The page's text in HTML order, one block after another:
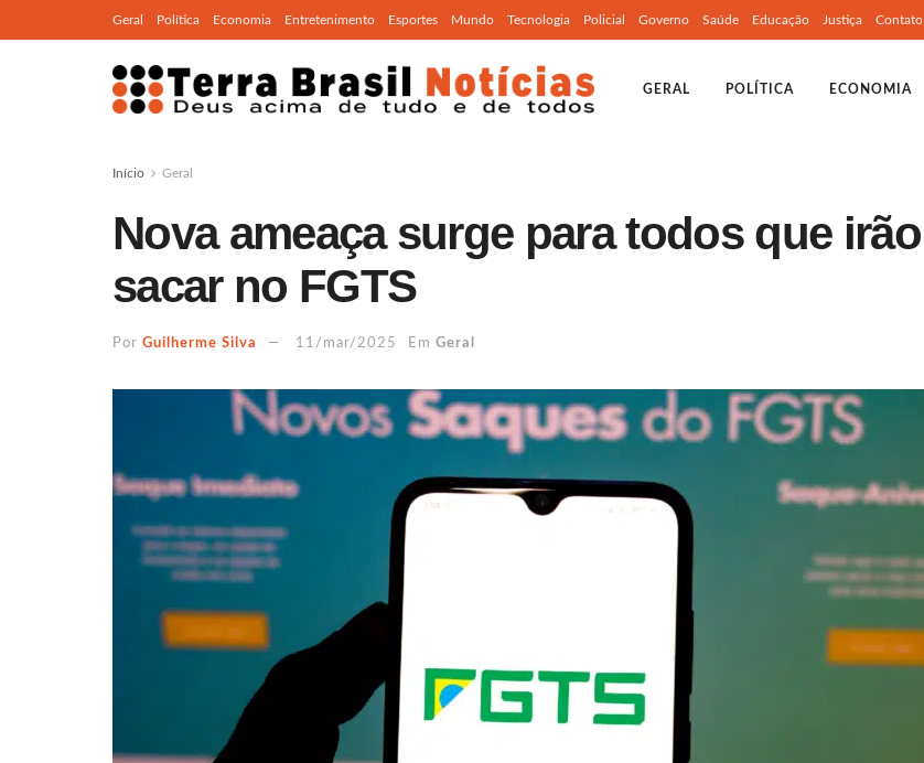
Geral Política Economia Entretenimento Esportes Mundo Tecnologia Policial Governo Saúde Educação Justiça Contato
GERAL POLÍTICA ECONOMIA
Início Geral
Nova ameaça surge para todos que irão
sacar no FGTS
Por Guilherme Silva 11/mar/2025 Em Geral